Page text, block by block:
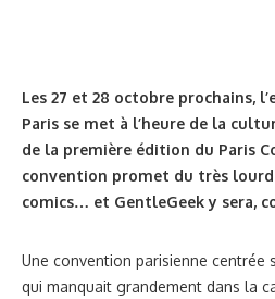
Les 27 et 28 octobre prochains,
Paris se met à l’heure de la
de la première édition du Paris
convention promet du très
comics… et GentleGeek y sera,
Une convention parisienne centrée
qui manquait grandement dans la